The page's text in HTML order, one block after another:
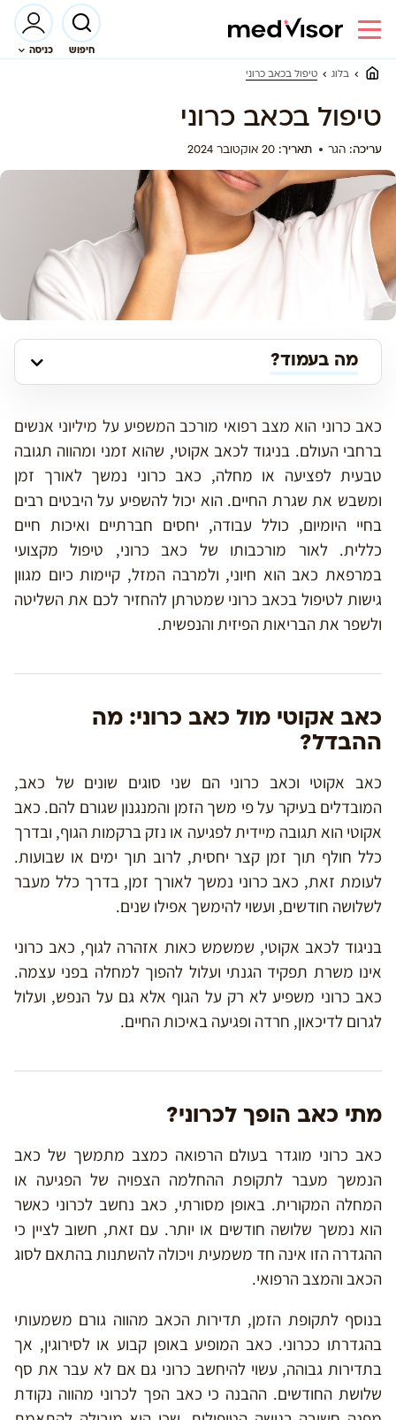
חיפוש
כניסה
בלוג
טיפול בכאב כרוני
טיפול בכאב כרוני
עריכה: הגר תאריך:
מה בעמוד?
כאב כרוני הוא מצב רפואי מורכב המשפיע על מיליוני אנשים
ברחבי העולם. בניגוד לכאב אקוטי, שהוא זמני ומהווה תגובה
טבעית לפציעה או מחלה, כאב כרוני נמשך לאורך זמן
ומשבש את שגרת החיים. הוא יכול להשפיע על היבטים רבים
בחיי היומיום, כולל עבודה, יחסים חברתיים ואיכות חיים
כללית. לאור מורכבותו של כאב כרוני, טיפול מקצועי
במרפאת כאב הוא חיוני, ולמרבההמזל, קיימות כיום מגוון
גישות לטיפול בכאב כרוני שמטרתן להחזיר לכם את השליטה
ולשפר את הבריאות הפיזית והנפשית.
כאב אקוטי מול כאב כרוני: מה
ההבדל?
כאב אקוטי וכאב כרוני הם שני סוגים שונים של כאב,
המובדלים בעיקר על פי משך הזמן והמנגנון שגורם להם. כאב
אקוטי הוא תגובה מיידית לפגיעה או נזק ברקמות הגוף, ובדרך
כלל חולף תוך זמן קצר יחסית, לרוב תוך ימים או שבועות.
לעומת זאת, כאב כרוני נמשך לאורך זמן, בדרך כלל מעבר
לשלושה חודשים, ועשוי להימשך אפילו שנים.
בניגוד לכאב אקוטי, שמשמש כאות אזהרה לגוף, כאב כרוני
אינו משרת תפקיד הגנתי ועלול להפוך למחלה בפני עצמה.
כאב כרוני משפיע לא רק על הגוף אלא גם על הנפש, ועלול
לגרום לדיכאון, חרדה ופגיעה באיכות החיים.
מתי כאב הופך לכרוני?
כאב כרוני מוגדר בעולם הרפואה כמצב מתמשך של כאב
הנמשך מעבר לתקופת ההחלמה הצפויה של הפגיעה או
המחלה המקורית. באופן מסורתי, כאב נחשב לכרוני כאשר
הוא נמשך שלושה חודשים או יותר. עם זאת, חשוב לציין כי
ההגדרה הזו אינה חד משמעית ויכולה להשתנות בהתאם לסוג
הכאב והמצב הרפואי.
בנוסף לתקופת הזמן, תדירות הכאב מהווה גורם משמעותי
בהגדרתו ככרוני. כאב המופיע באופן קבוע או לסירוגין, אך
בתדירות גבוהה, עשוי להיחשב כרוני גם אם לא עבר את סף
שלושת החודשים. ההבנה כי כאב הפך לכרוני מהווה נקודת